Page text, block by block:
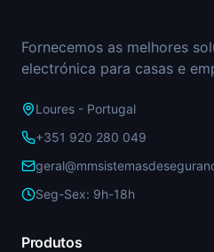
Fornecemos as melhores
electrónica para casas e
Loures - Portugal
+351 920 280 049
Seg-Sex: 9h-18h
Produtos